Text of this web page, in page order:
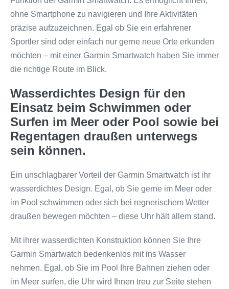
ohne Smartphone zu navigieren und Ihre Aktivitäten
präzise aufzuzeichnen. Egal ob Sie ein erfahrener
Sportler sind oder einfach nur gerne neue Orte erkunden
möchten – mit einer Garmin Smartwatch haben Sie immer
die richtige Route im Blick.
Wasserdichtes Design für den
Einsatz beim Schwimmen oder
Surfen im Meer oder Pool sowie bei
Regentagen draußen unterwegs
sein können.
Ein unschlagbarer Vorteil der Garmin Smartwatch ist ihr
wasserdichtes Design. Egal, ob Sie gerne im Meer oder
im Pool schwimmen oder sich bei regnerischem Wetter
draußen bewegen möchten – diese Uhr hält allem stand.
Mit ihrer wasserdichten Konstruktion können Sie Ihre
Garmin Smartwatch bedenkenlos mit ins Wasser
nehmen. Egal, ob Sie im Pool Ihre Bahnen ziehen oder
im Meer surfen, die Uhr wird Ihnen treu zur Seite stehen